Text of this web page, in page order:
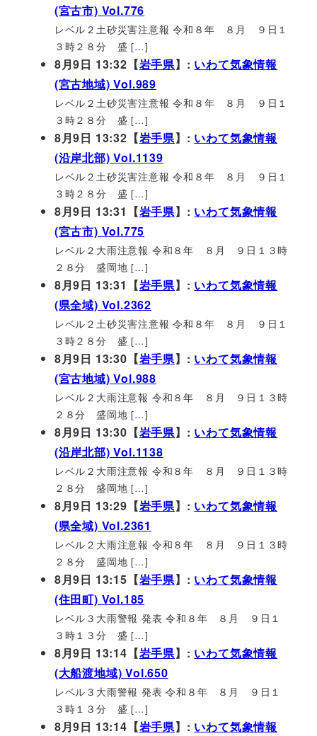
(宮古市) Vol.776
レベル２土砂災害注意報 令和８年 ８月 ９日１
３時２８分 盛 […]
8月9日 13:32【岩手県】: いわて気象情報
(宮古地域) Vol.989
レベル２土砂災害注意報 令和８年 ８月 ９日１
３時２８分 盛 […]
8月9日 13:32【岩手県】: いわて気象情報
(沿岸北部) Vol.1139
レベル２土砂災害注意報 令和８年 ８月 ９日１
３時２８分 盛 […]
8月9日 13:31【岩手県】: いわて気象情報
(宮古市) Vol.775
レベル２大雨注意報 令和８年 ８月 ９日１３時
２８分 盛岡地 […]
8月9日 13:31【岩手県】: いわて気象情報
(県全域) Vol.2362
レベル２土砂災害注意報 令和８年 ８月 ９日１
３時２８分 盛 […]
8月9日 13:30【岩手県】: いわて気象情報
(宮古地域) Vol.988
レベル２大雨注意報 令和８年 ８月 ９日１３時
２８分 盛岡地 […]
8月9日 13:30【岩手県】: いわて気象情報
(沿岸北部) Vol.1138
レベル２大雨注意報 令和８年 ８月 ９日１３時
２８分 盛岡地 […]
8月9日 13:29【岩手県】: いわて気象情報
(県全域) Vol.2361
レベル２大雨注意報 令和８年 ８月 ９日１３時
２８分 盛岡地 […]
8月9日 13:15【岩手県】: いわて気象情報
(住田町) Vol.185
レベル３大雨警報 発表 令和８年 ８月 ９日１
３時１３分 盛 […]
8月9日 13:14【岩手県】: いわて気象情報
(大船渡地域) Vol.650
レベル３大雨警報 発表 令和８年 ８月 ９日１
３時１３分 盛 […]
8月9日 13:14【岩手県】: いわて気象情報